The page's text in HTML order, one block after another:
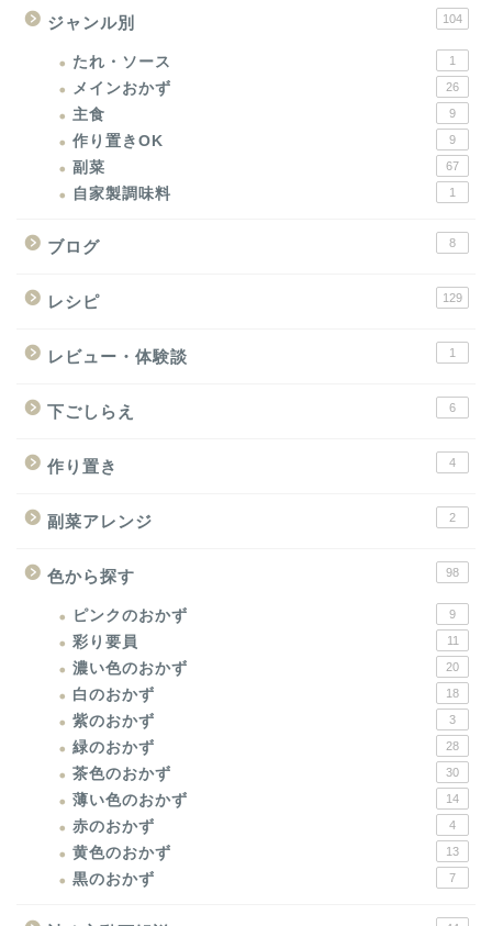
ジャンル別 104
たれ・ソース 1
メインおかず 26
主食 9
作り置きOK 9
副菜 67
自家製調味料 1
ブログ 8
レシピ 129
レビュー・体験談 1
下ごしらえ 6
作り置き 4
副菜アレンジ 2
色から探す 98
ピンクのおかず 9
彩り要員 11
濃い色のおかず 20
白のおかず 18
紫のおかず 3
緑のおかず 28
茶色のおかず 30
薄い色のおかず 14
赤のおかず 4
黄色のおかず 13
黒のおかず 7